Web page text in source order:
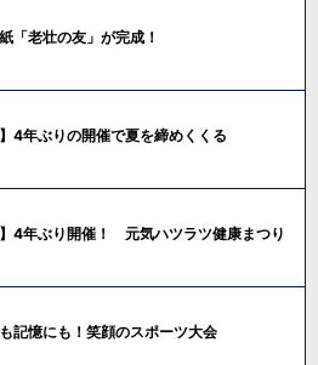
「老壮の友」が完成！
4年ぶりの開催で夏を締めくくる
4年ぶり開催！ 元気ハツラツ健康まつり
記憶にも！笑顔のスポーツ大会